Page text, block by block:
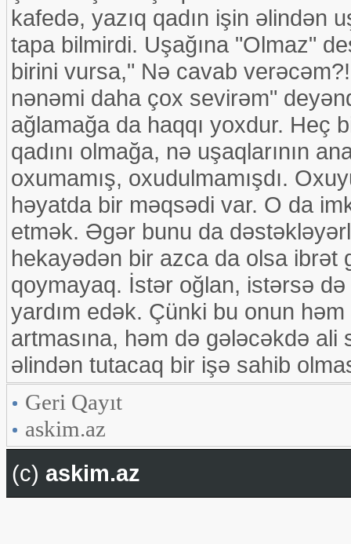
kafedə, yazıq qadın işin əlindən
tapa bilmirdi. Uşağına "Olmaz"
birini vursa," Nə cavab
nənəmi daha çox sevirəm"
ağlamağa da haqqı yoxdur. Heç
qadını olmağa, nə uşaqlarının
oxumamış, oxudulmamışdı.
həyatda bir məqsədi var. O da
etmək. Əgər bunu da
hekayədən bir azca da olsa ibrət
qoymayaq. İstər oğlan, istərsə
yardım edək. Çünki bu onun
artmasına, həm də gələcəkdə ali
əlindən tutacaq bir işə sahib
Geri Qayıt
askim.az
(c) askim.az